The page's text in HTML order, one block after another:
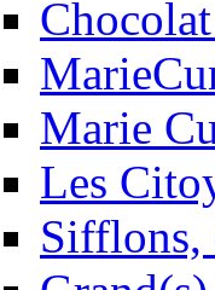
Marie
Les
Sifflons,